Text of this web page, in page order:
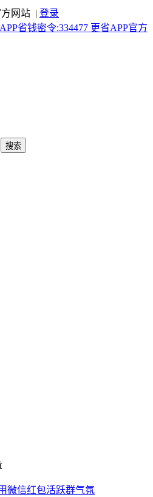
网站 | 登录
更省APP官方
搜索